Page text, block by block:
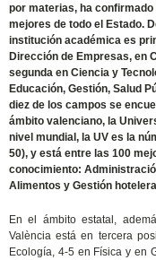
por materias, ha
mejores de todo el Estado.
institución académica es
Dirección de Empresas, en
segunda en Ciencia y
Educación, Gestión, Salud
diez de los campos se
ámbito valenciano, la
nivel mundial, la UV es la
50), y está entre las 100
conocimiento:
Alimentos y Gestión
En el ámbito estatal,
València está en tercera
Ecología, 4-5 en Física y en